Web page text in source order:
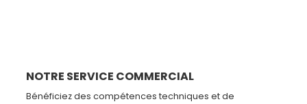
NOTRE SERVICE COMMERCIAL
Bénéficiez des compétences techniques et de